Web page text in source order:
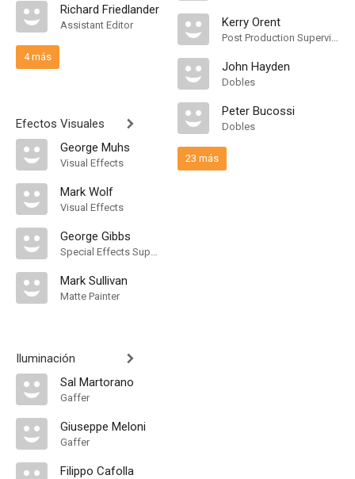
Richard Friedlander
Assistant Editor
4 más
Efectos Visuales
George Muhs
Visual Effects
Mark Wolf
Visual Effects
George Gibbs
Special Effects Supervisor
Mark Sullivan
Matte Painter
Iluminación
Sal Martorano
Gaffer
Giuseppe Meloni
Gaffer
Filippo Cafolla
Kerry Orent
Post Production Supervisor
John Hayden
Dobles
Peter Bucossi
Dobles
23 más